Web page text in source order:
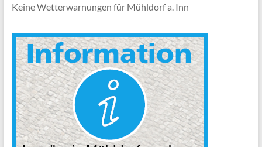
Keine Wetterwarnungen für Mühldorf a. Inn